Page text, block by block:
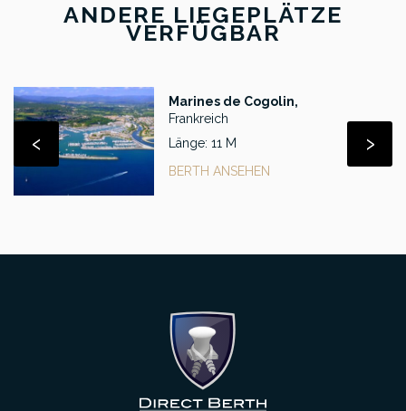
ANDERE LIEGEPLÄTZE
VERFÜGBAR
Marines de Cogolin,
Frankreich
Länge: 11 M
BERTH ANSEHEN
‹ ›